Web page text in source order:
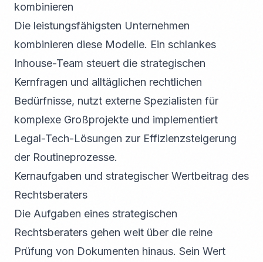
kombinieren
Die leistungsfähigsten Unternehmen
kombinieren diese Modelle. Ein schlankes
Inhouse-Team steuert die strategischen
Kernfragen und alltäglichen rechtlichen
Bedürfnisse, nutzt externe Spezialisten für
komplexe Großprojekte und implementiert
Legal-Tech-Lösungen zur Effizienzsteigerung
der Routineprozesse.
Kernaufgaben und strategischer Wertbeitrag des
Rechtsberaters
Die Aufgaben eines strategischen
Rechtsberaters gehen weit über die reine
Prüfung von Dokumenten hinaus. Sein Wert